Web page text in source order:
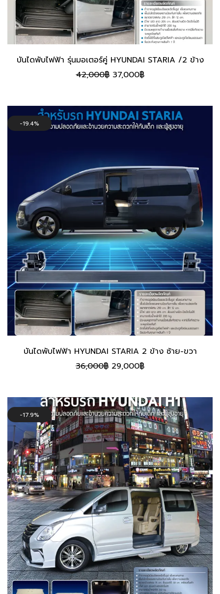
บันไดพับไฟฟ้า รุ่นมอเตอร์คู่ HYUNDAI STARIA /2 ข้าง
42,000฿ Original
42,000฿.
37,000฿Current
37,000฿.
19.4%
บันไดพับไฟฟ้า HYUNDAI STARIA 2 ข้าง ซ้าย-ขวา
36,000฿ Original
36,000฿.
29,000฿Current
29,000฿.
17.9%